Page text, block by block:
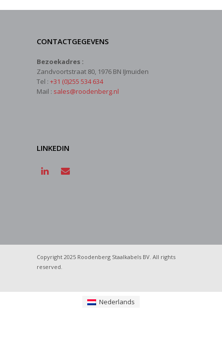
CONTACTGEGEVENS
Bezoekadres :
Zandvoortstraat 80, 1976 BN IJmuiden
Tel : +31 (0)255 534 634
Mail : sales@roodenberg.nl
LINKEDIN
Copyright 2025 Roodenberg Staalkabels BV. All rights
reserved.
Nederlands